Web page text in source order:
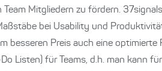
Mitgliedern zu fördern.
bei Usability und
besseren Preis auch eine optimierte
Listen) für Teams, d.h. man kann